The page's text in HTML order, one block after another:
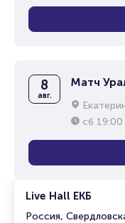
Live Hall ЕКБ
Россия,
8
авг.
Матч
сб 19:00